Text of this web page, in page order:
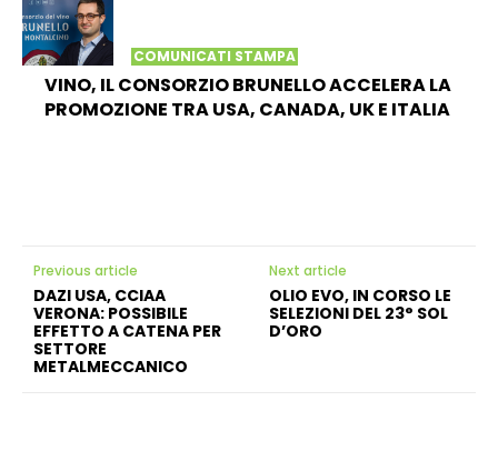
COMUNICATI STAMPA
VINO, IL CONSORZIO BRUNELLO ACCELERA LA
PROMOZIONE TRA USA, CANADA, UK E ITALIA
Previous article
DAZI USA, CCIAA
VERONA: POSSIBILE
EFFETTO A CATENA PER
SETTORE
METALMECCANICO
Next article
OLIO EVO, IN CORSO LE
SELEZIONI DEL 23° SOL
D’ORO